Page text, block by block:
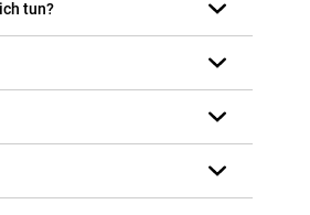
tun?